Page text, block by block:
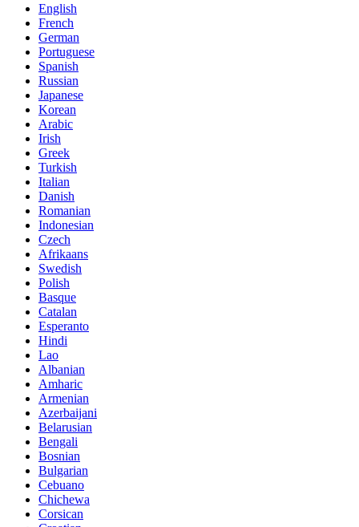
English
French
German
Portuguese
Spanish
Russian
Japanese
Korean
Arabic
Irish
Greek
Turkish
Italian
Danish
Romanian
Indonesian
Czech
Afrikaans
Swedish
Polish
Basque
Catalan
Esperanto
Hindi
Lao
Albanian
Amharic
Armenian
Azerbaijani
Belarusian
Bengali
Bosnian
Bulgarian
Cebuano
Chichewa
Corsican